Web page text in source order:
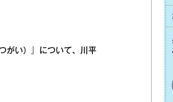
がい）』について、川平